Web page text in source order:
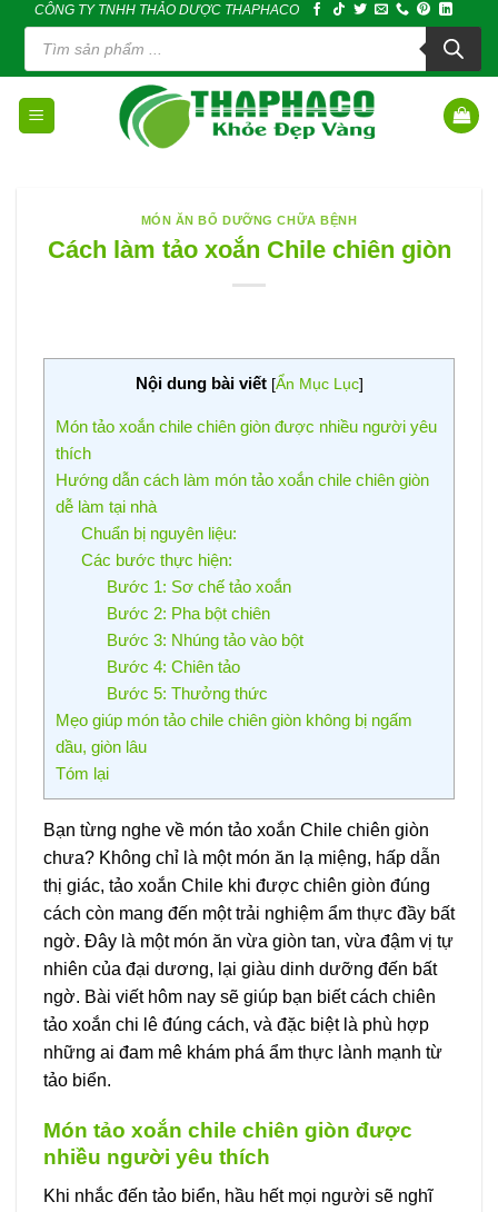
content
CÔNG TY TNHH THẢO DƯỢC THAPHACO
Tìm
kiếm
phẩm
MÓN ĂN BỔ DƯỠNG CHỮA BỆNH
Cách làm tảo xoắn Chile chiên giòn
Nội dung bài viết [Ẩn Mục Lục]
Món tảo xoắn chile chiên giòn được nhiều người yêu
thích
Hướng dẫn cách làm món tảo xoắn chile chiên giòn
dễ làm tại nhà
Chuẩn bị nguyên liệu:
Các bước thực hiện:
Bước 1: Sơ chế tảo xoắn
Bước 2: Pha bột chiên
Bước 3: Nhúng tảo vào bột
Bước 4: Chiên tảo
Bước 5: Thưởng thức
Mẹo giúp món tảo chile chiên giòn không bị ngấm
dầu, giòn lâu
Tóm lại
Bạn từng nghe về món tảo xoắn Chile chiên giòn
chưa? Không chỉ là một món ăn lạ miệng, hấp dẫn
thị giác, tảo xoắn Chile khi được chiên giòn đúng
cách còn mang đến một trải nghiệm ẩm thực đầy bất
ngờ. Đây là một món ăn vừa giòn tan, vừa đậm vị tự
nhiên của đại dương, lại giàu dinh dưỡng đến bất
ngờ. Bài viết hôm nay sẽ giúp bạn biết cách chiên
tảo xoắn chi lê đúng cách, và đặc biệt là phù hợp
những ai đam mê khám phá ẩm thực lành mạnh từ
tảo biển.
Món tảo xoắn chile chiên giòn được
nhiều người yêu thích
Khi nhắc đến tảo biển, hầu hết mọi người sẽ nghĩ